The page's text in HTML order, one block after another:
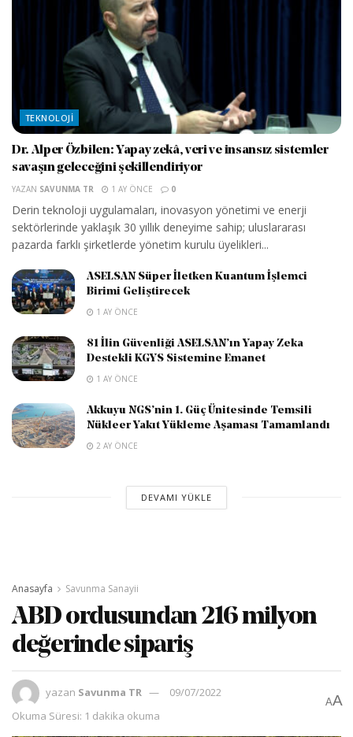
TEKNOLOJI
Dr. Alper Özbilen: Yapay zekâ, veri ve insansız sistemler
savaşın geleceğini şekillendiriyor
YAZAN SAVUNMA TR 1 AY ÖNCE 0
Derin teknoloji uygulamaları, inovasyon yönetimi ve enerji
sektörlerinde yaklaşık 30 yıllık deneyime sahip; uluslararası
pazarda farklı şirketlerde yönetim kurulu üyelikleri...
ASELSAN Süper İletken Kuantum İşlemci
Birimi Geliştirecek
1 AY ÖNCE
81 İlin Güvenliği ASELSAN’ın Yapay Zeka
Destekli KGYS Sistemine Emanet
1 AY ÖNCE
Akkuyu NGS’nin 1. Güç Ünitesinde Temsili
Nükleer Yakıt Yükleme Aşaması Tamamlandı
2 AY ÖNCE
DEVAMI YÜKLE
Anasayfa Savunma Sanayii
ABD ordusundan 216 milyon
değerinde sipariş
yazan Savunma TR
09/07/2022
Okuma Süresi: 1 dakika okuma
AA